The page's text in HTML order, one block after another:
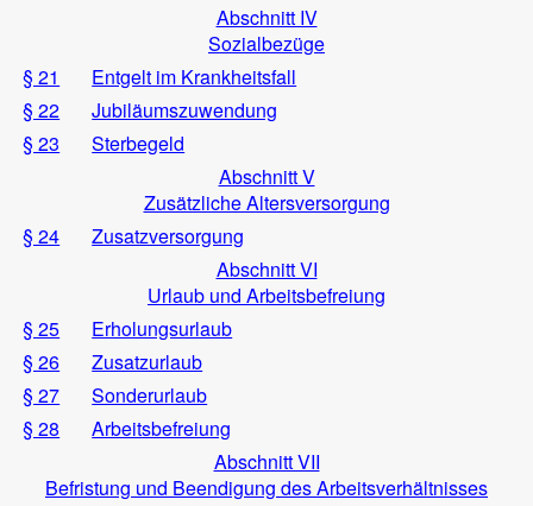
Abschnitt IV
Sozialbezüge
§ 21
Entgelt im Krankheitsfall
§ 22
Jubiläumszuwendung
§ 23
Sterbegeld
Abschnitt V
Zusätzliche Altersversorgung
§ 24
Zusatzversorgung
Abschnitt VI
Urlaub und Arbeitsbefreiung
§ 25
Erholungsurlaub
§ 26
Zusatzurlaub
§ 27
Sonderurlaub
§ 28
Arbeitsbefreiung
Abschnitt VII
Befristung und Beendigung des Arbeitsverhältnisses